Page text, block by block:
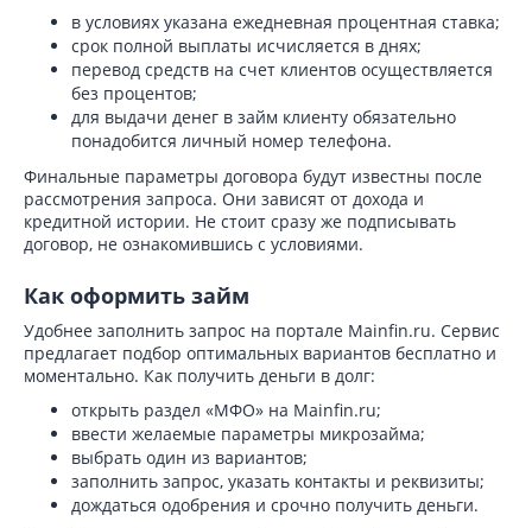
в условиях указана ежедневная процентная ставка;
срок полной выплаты исчисляется в днях;
перевод средств на счет клиентов осуществляется
без процентов;
для выдачи денег в займ клиенту обязательно
понадобится личный номер телефона.
Финальные параметры договора будут известны после
рассмотрения запроса. Они зависят от дохода и
кредитной истории. Не стоит сразу же подписывать
договор, не ознакомившись с условиями.
Как оформить займ
Удобнее заполнить запрос на портале Mainfin.ru. Сервис
предлагает подбор оптимальных вариантов бесплатно и
моментально. Как получить деньги в долг:
открыть раздел «МФО» на Mainfin.ru;
ввести желаемые параметры микрозайма;
выбрать один из вариантов;
заполнить запрос, указать контакты и реквизиты;
дождаться одобрения и срочно получить деньги.